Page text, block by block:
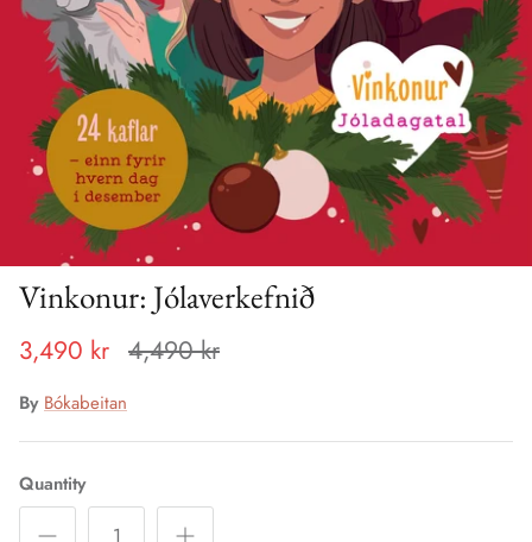
Vinkonur: Jólaverkefnið
3,490 kr 4,490 kr
By Bókabeitan
Quantity